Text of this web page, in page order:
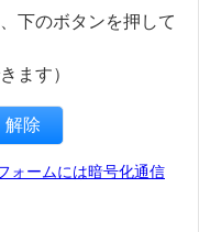
下のボタンを押して
ます）
解除
ォームには暗号化通信